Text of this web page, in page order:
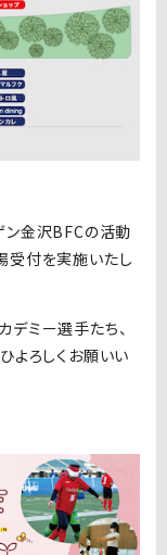
ン金沢BFCの活動
受付を実施いたし
ミー選手たち、
よろしくお願いい